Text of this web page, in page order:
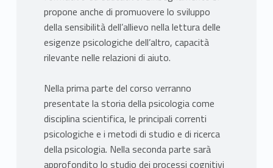
propone anche di promuovere lo sviluppo
della sensibilità dell’allievo nella lettura delle
esigenze psicologiche dell’altro, capacità
rilevante nelle relazioni di aiuto.
Nella prima parte del corso verranno
presentate la storia della psicologia come
disciplina scientifica, le principali correnti
psicologiche e i metodi di studio e di ricerca
della psicologia. Nella seconda parte sarà
approfondito lo studio dei processi cognitivi